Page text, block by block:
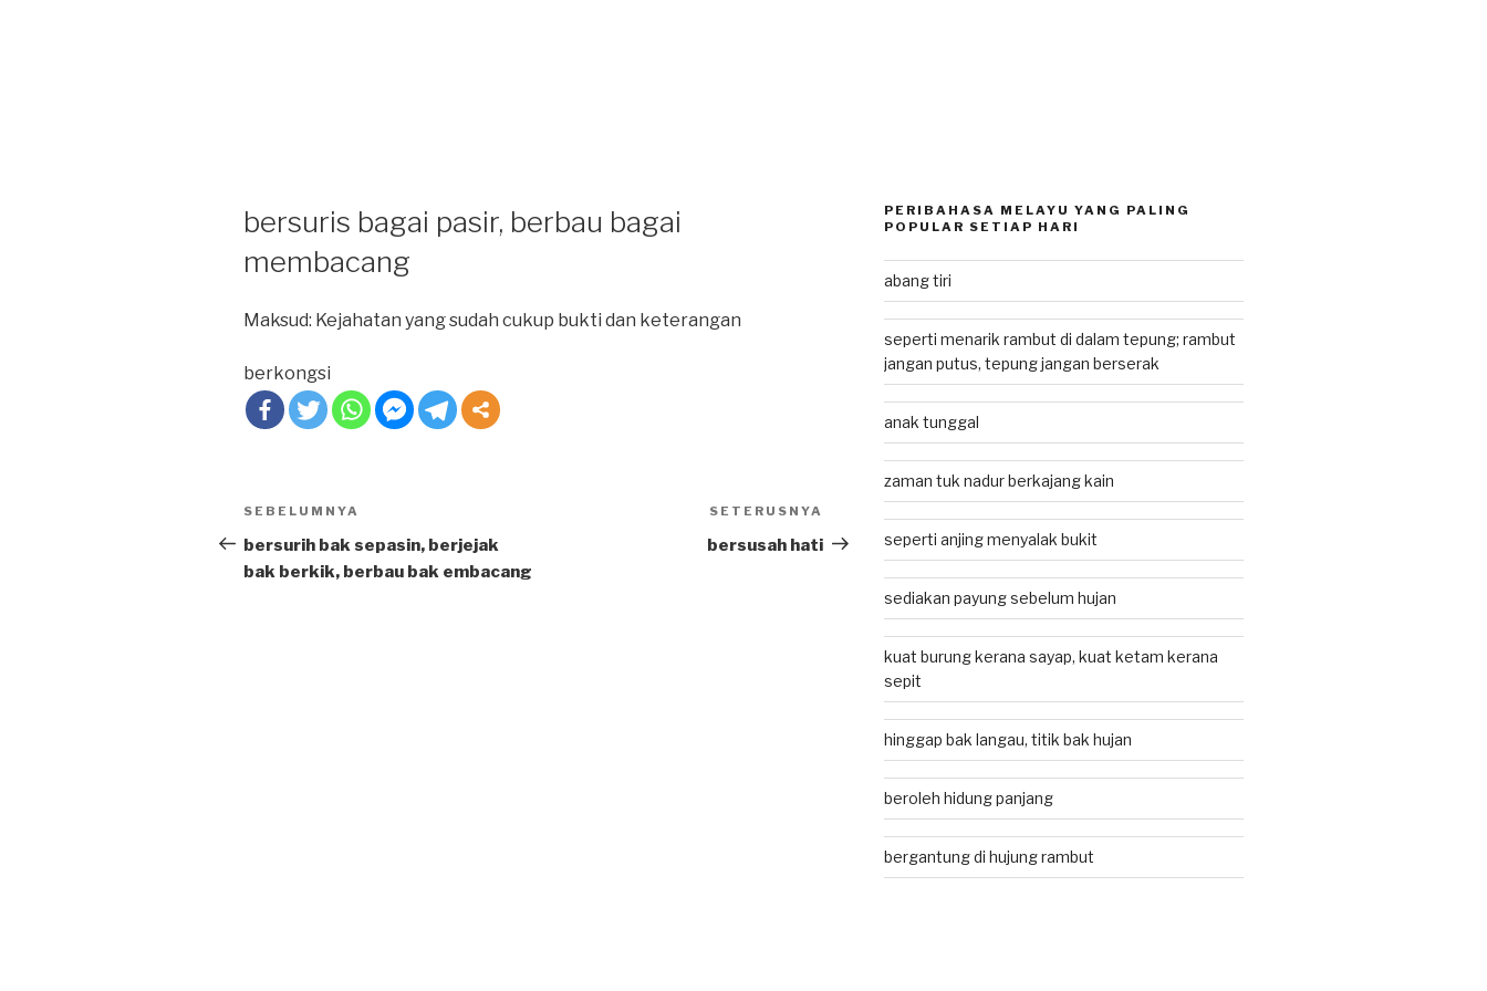
bersuris bagai pasir, berbau bagai
membacang
Maksud: Kejahatan yang sudah cukup bukti dan keterangan
berkongsi
Post
navigation
Previous
Post
SEBELUMNYA
bersurih bak sepasin, berjejak
bak berkik, berbau bak embacang
Post
SETERUSNYA
bersusah hati
PERIBAHASA MELAYU YANG PALING
POPULAR SETIAP HARI
abang tiri
seperti menarik rambut di dalam tepung; rambut
jangan putus, tepung jangan berserak
anak tunggal
zaman tuk nadur berkajang kain
seperti anjing menyalak bukit
sediakan payung sebelum hujan
kuat burung kerana sayap, kuat ketam kerana
sepit
hinggap bak langau, titik bak hujan
beroleh hidung panjang
bergantung di hujung rambut